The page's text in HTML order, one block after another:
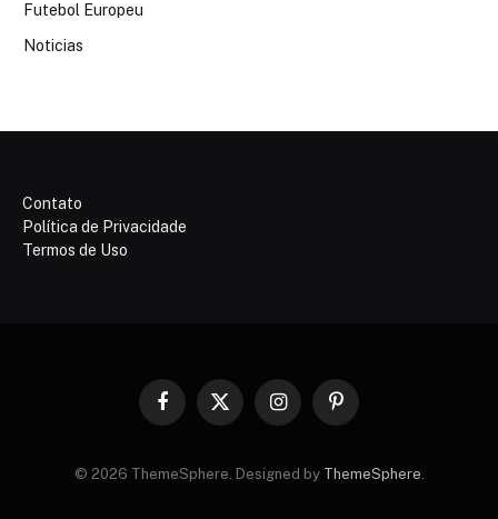
Futebol Europeu
Noticias
Contato
Política de Privacidade
Termos de Uso
Facebook
X
InstagramPinterest
© 2026 ThemeSphere. Designed by ThemeSphere.